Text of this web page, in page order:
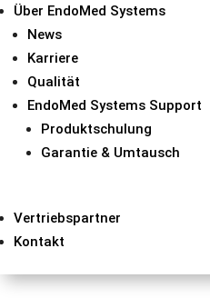
Über EndoMed Systems
News
Karriere
Qualität
EndoMed Systems Support
Produktschulung
Garantie & Umtausch
Vertriebspartner
Kontakt